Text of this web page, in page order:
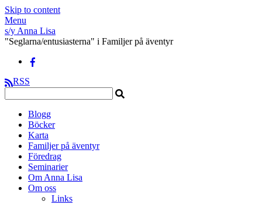
Skip to content
Menu
s/y Anna Lisa
"Seglarna/entusiasterna" i Familjer på äventyr
RSS
Blogg
Böcker
Karta
Familjer på äventyr
Föredrag
Seminarier
Om Anna Lisa
Om oss
Links